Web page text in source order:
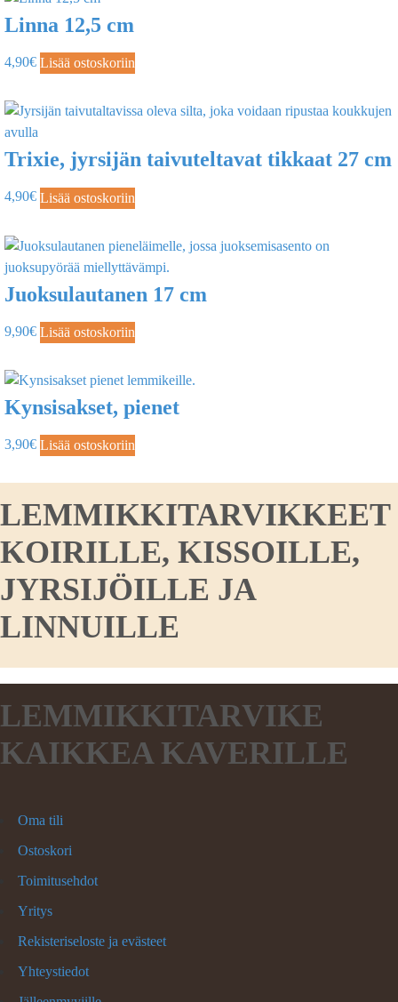
Linna 12,5 cm
4,90€ Lisää ostoskoriin
Trixie, jyrsijän taivuteltavat tikkaat 27 cm
4,90€ Lisää ostoskoriin
Juoksulautanen 17 cm
9,90€ Lisää ostoskoriin
Kynsisakset, pienet
3,90€ Lisää ostoskoriin
LEMMIKKITARVIKKEET
KOIRILLE, KISSOILLE,
JYRSIJÖILLE JA
LINNUILLE
LEMMIKKITARVIKE
KAIKKEA KAVERILLE
Oma tili
Ostoskori
Toimitusehdot
Yritys
Rekisteriseloste ja evästeet
Yhteystiedot